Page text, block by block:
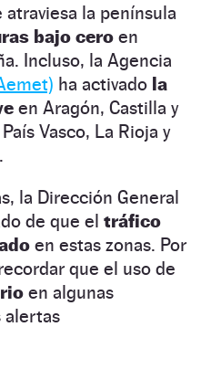
atraviesa la península
bajo cero en
Incluso, la Agencia
ha activado la
en Aragón, Castilla y
Vasco, La Rioja y
la Dirección General
de que el tráfico
en estas zonas. Por
que el uso de
en algunas
alertas